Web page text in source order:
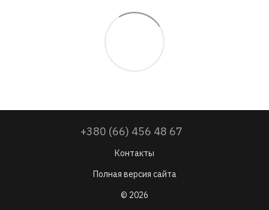
+380 (66) 456 48 67
Контакты
Полная версия сайта
© 2026